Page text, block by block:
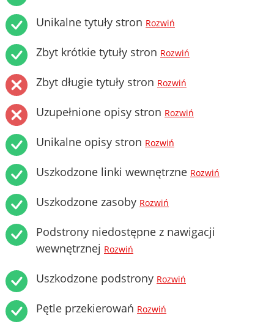
Unikalne tytuły stron Rozwiń
Zbyt krótkie tytuły stron Rozwiń
Zbyt długie tytuły stron Rozwiń
Uzupełnione opisy stron Rozwiń
Unikalne opisy stron Rozwiń
Uszkodzone linki wewnętrzne Rozwiń
Uszkodzone zasoby Rozwiń
Podstrony niedostępne z nawigacji
wewnętrznej Rozwiń
Uszkodzone podstrony Rozwiń
Pętle przekierowań Rozwiń